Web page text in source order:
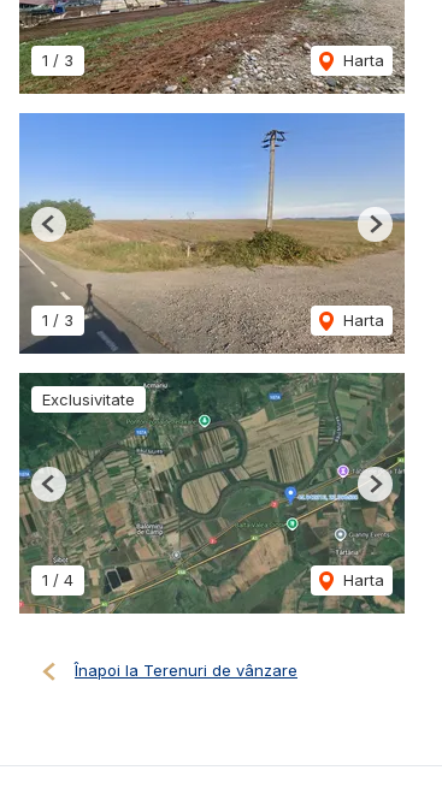
1 / 3 Harta
1 / 3 Harta
Previous Next
Exclusivitate
1 / 4 Harta
Previous Next
Înapoi la Terenuri de vânzare